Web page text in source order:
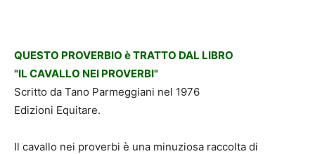
QUESTO PROVERBIO è TRATTO DAL LIBRO
"IL CAVALLO NEI PROVERBI"
Scritto da Tano Parmeggiani nel 1976
Edizioni Equitare.
Il cavallo nei proverbi è una minuziosa raccolta di